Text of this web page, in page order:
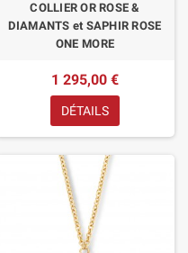
COLLIER OR ROSE &
DIAMANTS et SAPHIR ROSE
ONE MORE
1 295,00 €
DÉTAILS